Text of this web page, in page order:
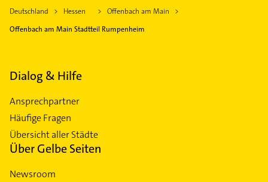
Deutschland Hessen
Offenbach am Main
Offenbach am Main Stadtteil Rumpenheim
Dialog & Hilfe
Ansprechpartner
Häufige Fragen
Übersicht aller Städte
Über Gelbe Seiten
Newsroom